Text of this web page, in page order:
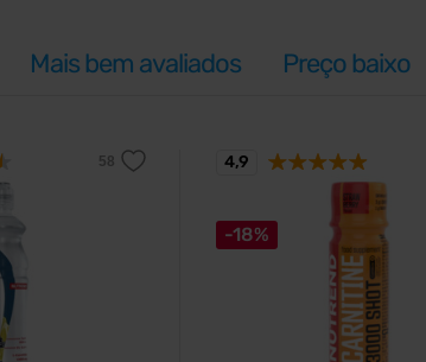
Mais bem avaliados Preço baixo
-18%
4,9